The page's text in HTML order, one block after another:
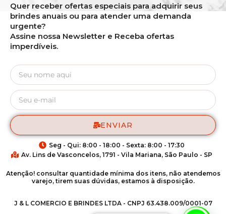
Quer receber ofertas especiais para adquirir seus
brindes anuais ou para atender uma demanda
urgente?
Assine nossa Newsletter e Receba ofertas
imperdíveis.
ENVIAR
Seg - Qui: 8:00 - 18:00 - Sexta: 8:00 - 17:30
Av. Lins de Vasconcelos, 1791 - Vila Mariana, São Paulo - SP
Atenção! consultar quantidade mínima dos itens, não atendemos
varejo, tirem suas dúvidas, estamos à disposição.
J & L COMERCIO E BRINDES LTDA - CNPJ 63.438.009/0001-07